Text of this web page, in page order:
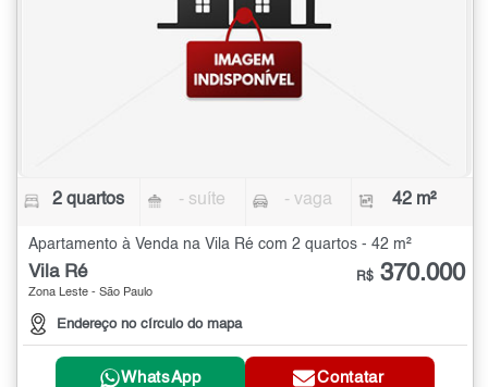
2 quartos - suíte - vaga 42 m²
Apartamento à Venda na Vila Ré com 2 quartos - 42 m²
Vila Ré
Zona Leste - São Paulo
Endereço no círculo do mapa
R$ 370.000
WhatsApp Contatar